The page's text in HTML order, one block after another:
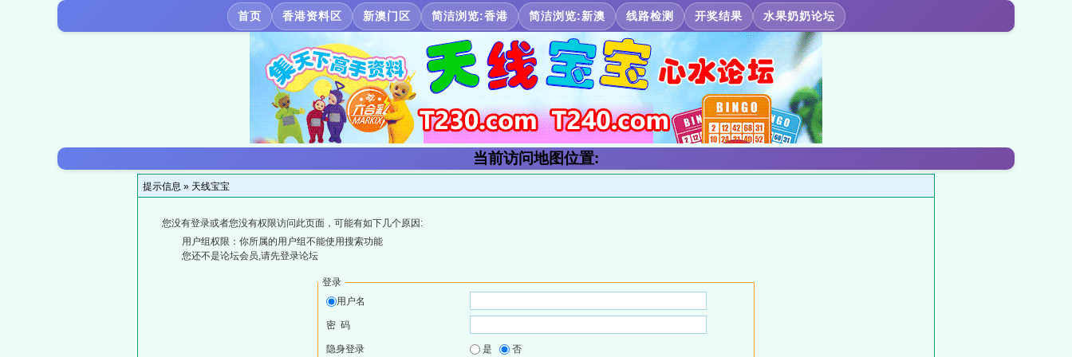
首页 香港资料区 新澳门区 简洁浏览:香港 简洁浏览:新澳 线路检测 开奖结果 水果奶奶论坛
当前访问地图位置:
提示信息 » 天线宝宝
您没有登录或者您没有权限访问此页面，可能有如下几个原因:
用户组权限：你所属的用户组不能使用搜索功能
您还不是论坛会员,请先登录论坛
登录
用户名
密 码
隐身登录 是 否